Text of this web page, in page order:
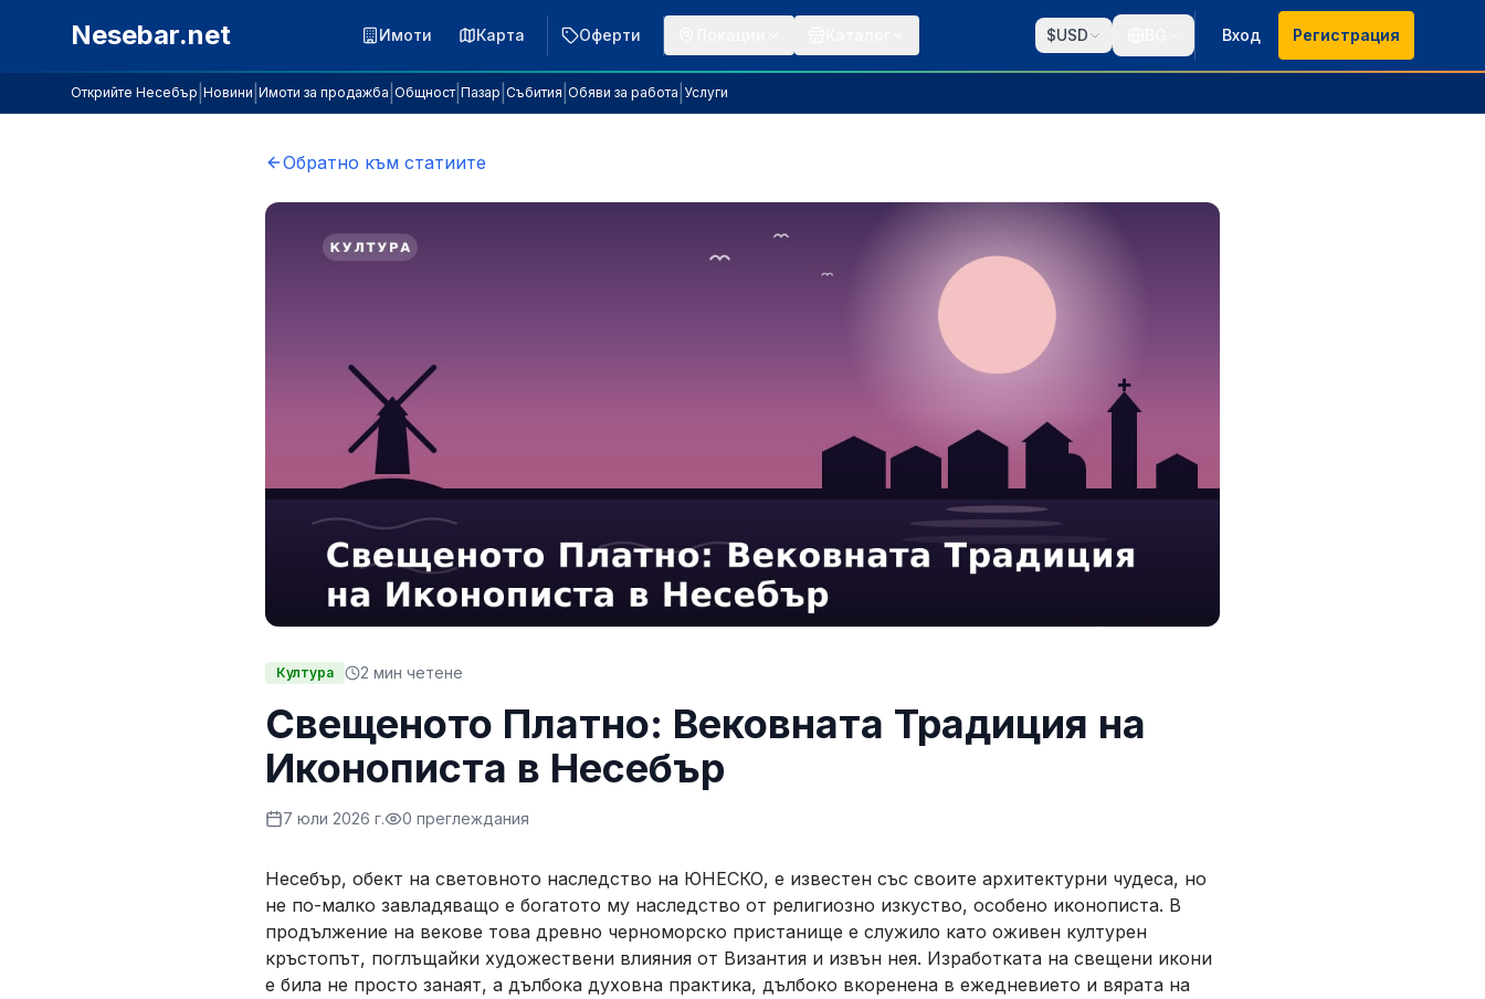
Nesebar.net Имоти Карта Оферти $USD Вход Регистрация
Открийте Несебър Новини Имоти за продажба Общност Пазар Събития Обяви за работа Услуги
Обратно към статиите
Култура 2 мин четене
Свещеното Платно: Вековната Традиция на
Иконописта в Несебър
7 юли 2026 г. 0 преглеждания
Несебър, обект на световното наследство на ЮНЕСКО, е известен със своите архитектурни чудеса, но
не по-малко завладяващо е богатото му наследство от религиозно изкуство, особено иконописта. В
продължение на векове това древно черноморско пристанище е служило като оживен културен
кръстопът, поглъщайки художествени влияния от Византия и извън нея. Изработката на свещени икони
е била не просто занаят, а дълбока духовна практика, дълбоко вкоренена в ежедневието и вярата на